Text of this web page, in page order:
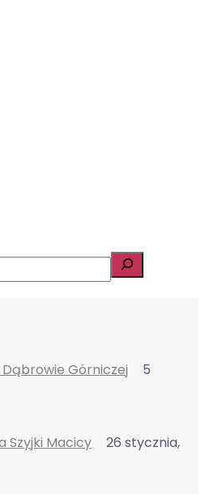
Górniczej
5
Szyjki Macicy
26 stycznia,